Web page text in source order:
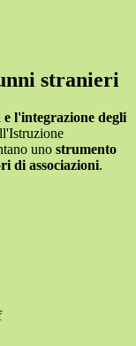
stranieri
e l'integrazione degli
uno strumento
di associazioni.